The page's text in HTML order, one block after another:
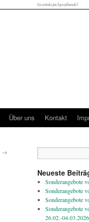
Getränkefachgroßhandel
Über uns Kontakt
→
Neueste
Sonderangebote
Sonderangebote
Sonderangebote
Sonderangebote
26.02.-04.03.2026